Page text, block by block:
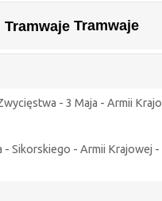
Tramwaje
- 3 Maja - Armii
Sikorskiego - Armii Krajowej